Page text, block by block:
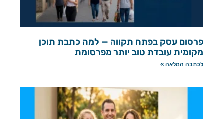
פרסום עסק בפתח תקווה — למה כתבת תוכן
מקומית עובדת טוב יותר מפרסומת
לכתבה המלאה »